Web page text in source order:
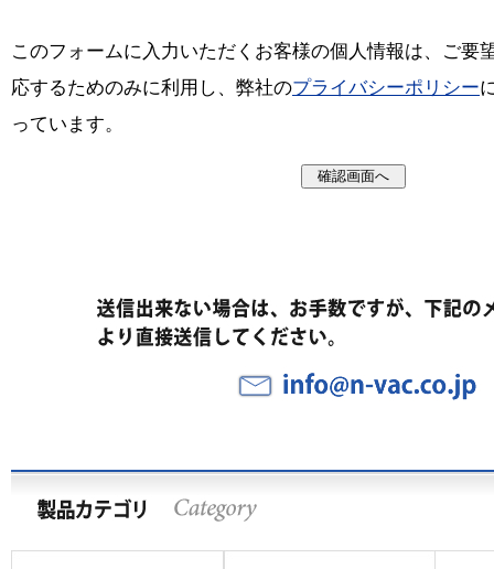
このフォームに入力いただくお客様の個人情報は、ご要
応するためのみに利用し、弊社のプライバシーポリシー
っています。